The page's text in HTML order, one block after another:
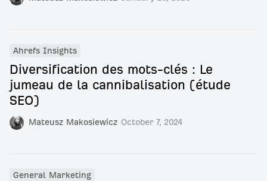
Mateusz Makosiewicz October 7, 2024
Ahrefs Insights
Diversification des mots-clés : Le
jumeau de la cannibalisation (étude
SEO)
General Marketing